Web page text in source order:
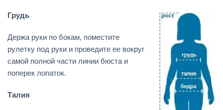
Грудь
Держа руки по бокам, поместите
рулетку под руки и проведите ее вокруг
самой полной части линии бюста и
поперек лопаток.
Талия